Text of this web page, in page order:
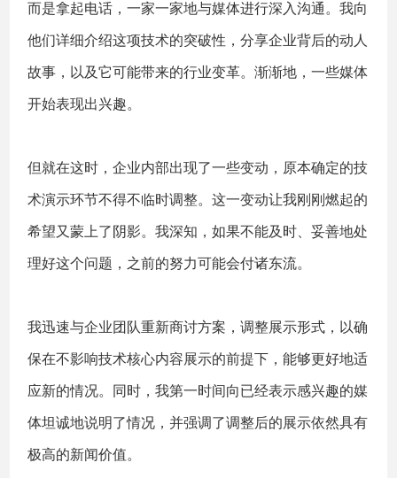
而是拿起电话，一家一家地与媒体进行深入沟通。我向
他们详细介绍这项技术的突破性，分享企业背后的动人
故事，以及它可能带来的行业变革。渐渐地，一些媒体
开始表现出兴趣。
但就在这时，企业内部出现了一些变动，原本确定的技
术演示环节不得不临时调整。这一变动让我刚刚燃起的
希望又蒙上了阴影。我深知，如果不能及时、妥善地处
理好这个问题，之前的努力可能会付诸东流。
我迅速与企业团队重新商讨方案，调整展示形式，以确
保在不影响技术核心内容展示的前提下，能够更好地适
应新的情况。同时，我第一时间向已经表示感兴趣的媒
体坦诚地说明了情况，并强调了调整后的展示依然具有
极高的新闻价值。